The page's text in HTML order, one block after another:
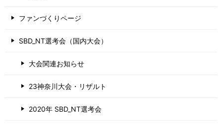
ファンづくりページ
SBD_NT選考会（国内大会）
大会関連お知らせ
23神奈川大会・リザルト
2020年 SBD_NT選考会